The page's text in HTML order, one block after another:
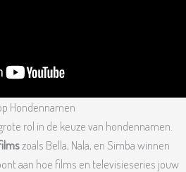
Hondennamen
rol in de keuze van hondennamen.
zoals Bella, Nala, en Simba winnen
aan hoe films en televisieseries jouw